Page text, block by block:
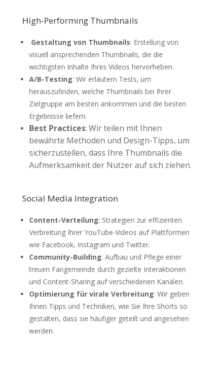
High-Performing Thumbnails
Gestaltung von Thumbnails: Erstellung von
visuell ansprechenden Thumbnails, die die
wichtigsten Inhalte Ihres Videos hervorheben.
A/B-Testing: Wir erläutern Tests, um
herauszufinden, welche Thumbnails bei Ihrer
Zielgruppe am besten ankommen und die besten
Ergebnisse liefern.
Best Practices: Wir teilen mit Ihnen
bewährte Methoden und Design-Tipps, um
sicherzustellen, dass Ihre Thumbnails die
Aufmerksamkeit der Nutzer auf sich ziehen.
Social Media Integration
Content-Verteilung: Strategien zur effizienten
Verbreitung Ihrer YouTube-Videos auf Plattformen
wie Facebook, Instagram und Twitter.
Community-Building: Aufbau und Pflege einer
treuen Fangemeinde durch gezielte Interaktionen
und Content-Sharing auf verschiedenen Kanälen.
Optimierung für virale Verbreitung: Wir geben
Ihnen Tipps und Techniken, wie Sie Ihre Shorts so
gestalten, dass sie häufiger geteilt und angesehen
werden.